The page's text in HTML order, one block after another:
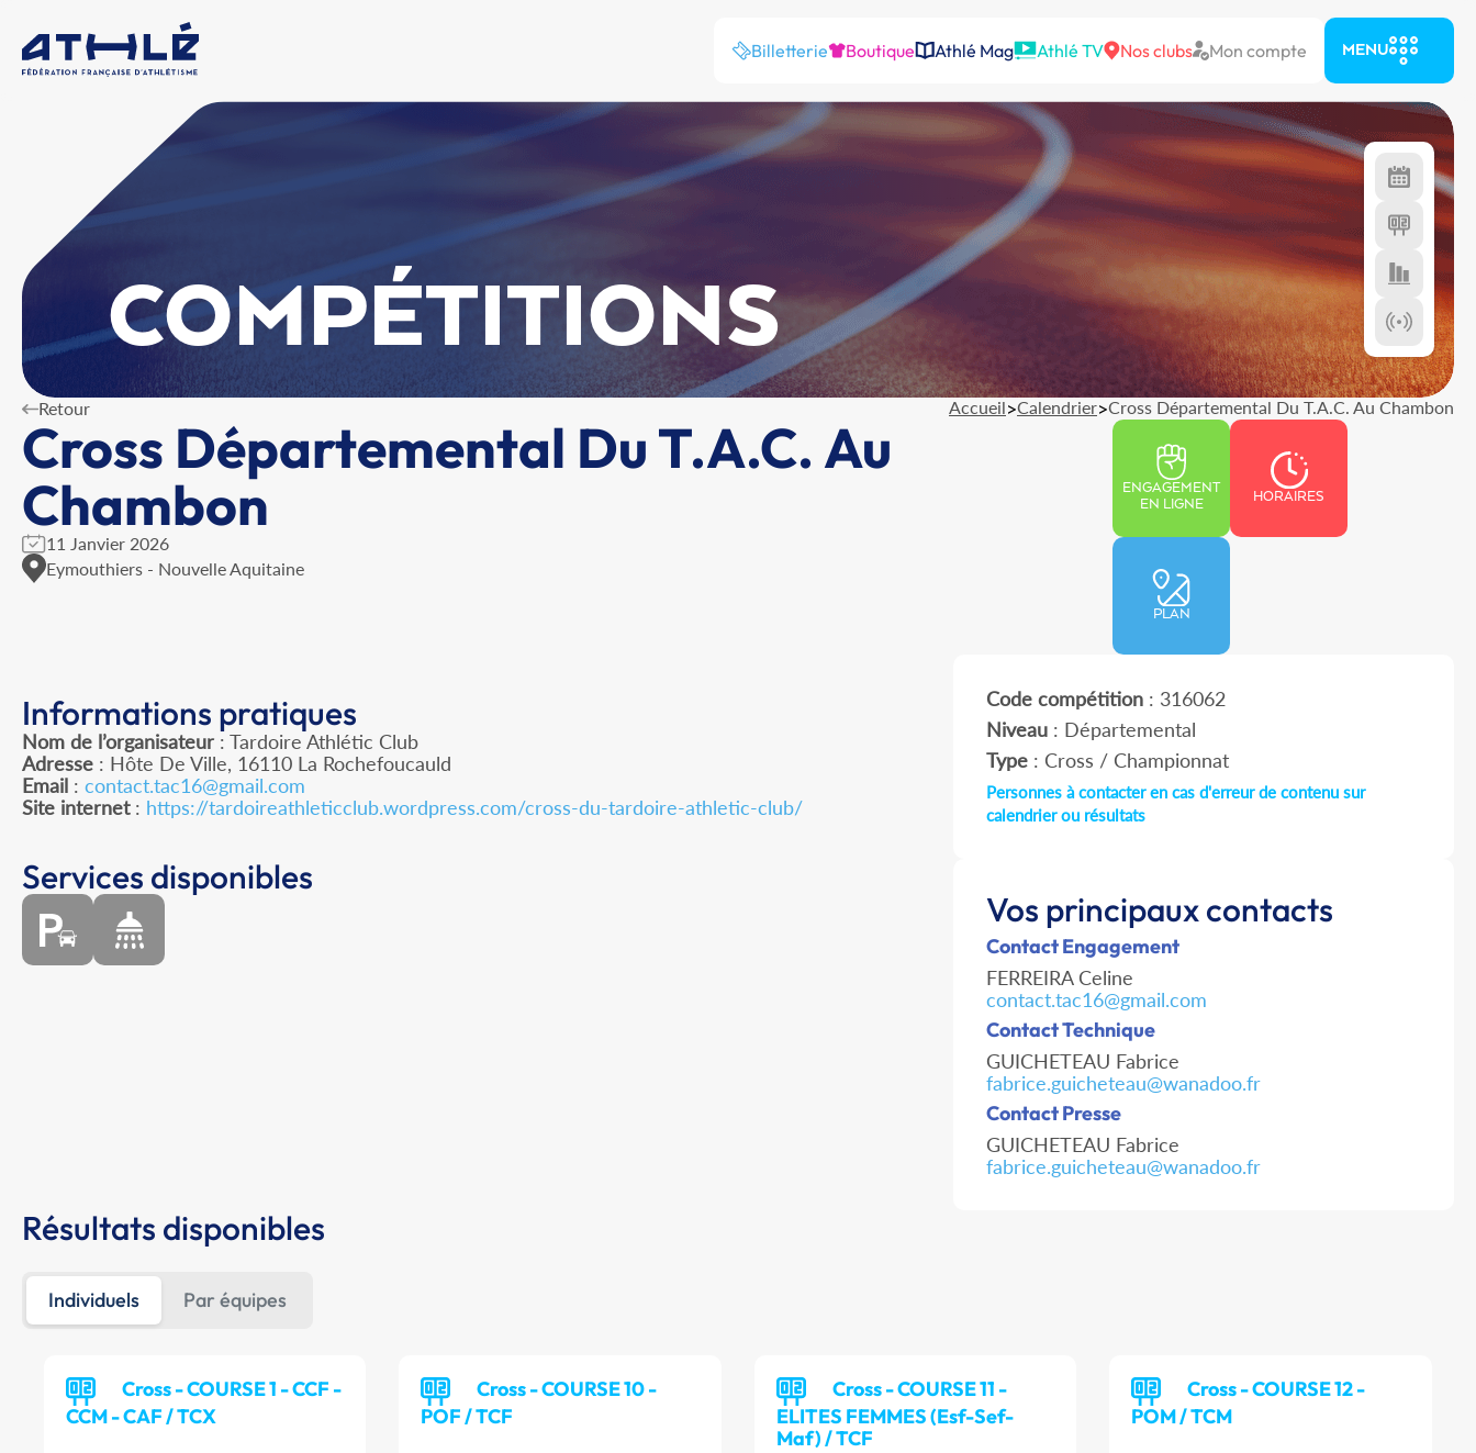
Billetterie Boutique Athlé Mag Athlé TV Nos clubs Mon compte MENU
COMPÉTITIONS
Retour Accueil>Calendrier>Cross Départemental Du T.A.C. Au Chambon
Cross Départemental Du T.A.C. Au
Chambon
11 Janvier 2026
Eymouthiers - Nouvelle Aquitaine
ENGAGEMENT
EN LIGNE
HORAIRES
PLAN
Informations pratiques
Nom de l’organisateur : Tardoire Athlétic Club
Adresse : Hôte De Ville, 16110 La Rochefoucauld
Email : contact.tac16@gmail.com
Site internet: https://tardoireathleticclub.wordpress.com/cross-du-tardoire-athletic-club/
Code compétition: 316062
Niveau: Départemental
Type: Cross / Championnat
Personnes à contacter en cas d'erreur de contenu sur
calendrier ou résultats
Services disponibles
Vos principaux contacts
Contact Engagement
FERREIRA Celine
contact.tac16@gmail.com
Contact Technique
GUICHETEAU Fabrice
fabrice.guicheteau@wanadoo.fr
Contact Presse
GUICHETEAU Fabrice
fabrice.guicheteau@wanadoo.fr
Résultats disponibles
Individuels Par équipes
Cross - COURSE 1 - CCF -
CCM - CAF / TCX
Cross - COURSE 10 -
POF / TCF
Cross - COURSE 11 -
ELITES FEMMES (Esf-Sef-
Maf) / TCF
Cross - COURSE 12 -
POM / TCM